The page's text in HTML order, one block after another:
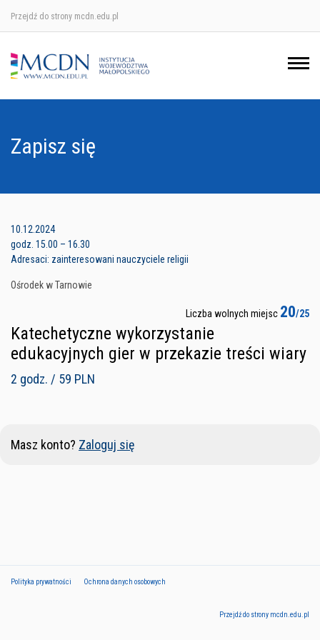
Przejdź do strony mcdn.edu.pl
Zapisz się
10.12.2024
godz. 15.00 – 16.30
Adresaci: zainteresowani nauczyciele religii
Ośrodek w Tarnowie
Liczba wolnych miejsc 20/25
Katechetyczne wykorzystanie
edukacyjnych gier w przekazie treści wiary
2 godz. / 59 PLN
Masz konto? Zaloguj się
Polityka prywatności Ochrona danych osobowych
Przejdź do strony mcdn.edu.pl
Ośrodek w Krakowie
Ośrodek w Nowym Sączu
Ośrodek w Tarnowie